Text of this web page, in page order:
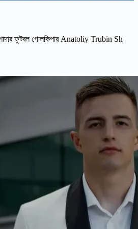
ফুটবল গোলকিপার Anatoliy Trubin Sh